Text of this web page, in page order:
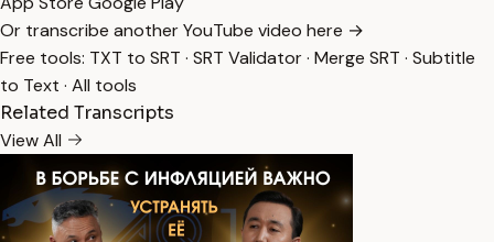
Or transcribe another YouTube video here →
Free tools: TXT to SRT · SRT Validator· Merge SRT · Subtitle
to Text · All tools
Related Transcripts
View All